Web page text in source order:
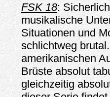
FSK 18:
musikalische
Situationen und
schlichtweg
amerikanischen
Brüste absolut
gleichzeitig